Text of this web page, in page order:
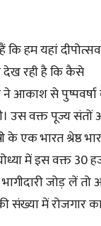
कि हम यहां
देख रही है कि कैसे
आकाश से पुष्पवर्षा
उस वक्त पूज्य संतों
एक भारत श्रेष्ठ
में इस वक्त 30
जोड़ लें
संख्या में रोजगार